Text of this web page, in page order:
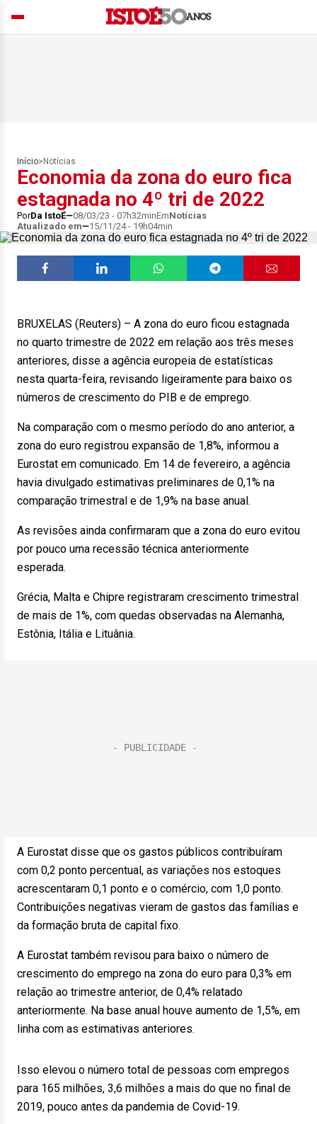
Início> Notícias
Economia da zona do euro fica
estagnada no 4º tri de 2022
PorDa IstoÉ 08/03/23 - 07h32minEmNotícias
Atualizado em
15/11/24 - 19h04min
BRUXELAS (Reuters) – A zona do euro ficou estagnada
no quarto trimestre de 2022 em relação aos três meses
anteriores, disse a agência europeia de estatísticas
nesta quarta-feira, revisando ligeiramente para baixo os
números de crescimento do PIB e de emprego.
Na comparação com o mesmo período do ano anterior, a
zona do euro registrou expansão de 1,8%, informou a
Eurostat em comunicado. Em 14 de fevereiro, a agência
havia divulgado estimativas preliminares de 0,1% na
comparação trimestral e de 1,9% na base anual.
As revisões ainda confirmaram que a zona do euro evitou
por pouco uma recessão técnica anteriormente
esperada.
Grécia, Malta e Chipre registraram crescimento trimestral
de mais de 1%, com quedas observadas na Alemanha,
Estônia, Itália e Lituânia.
A Eurostat disse que os gastos públicos contribuíram
com 0,2 ponto percentual, as variações nos estoques
acrescentaram 0,1 ponto e o comércio, com 1,0 ponto.
Contribuições negativas vieram de gastos das famílias e
da formação bruta de capital fixo.
A Eurostat também revisou para baixo o número de
crescimento do emprego na zona do euro para 0,3% em
relação ao trimestre anterior, de 0,4% relatado
anteriormente. Na base anual houve aumento de 1,5%, em
linha com as estimativas anteriores.
Isso elevou o número total de pessoas com empregos
para 165 milhões, 3,6 milhões a mais do que no final de
2019, pouco antes da pandemia de Covid-19.